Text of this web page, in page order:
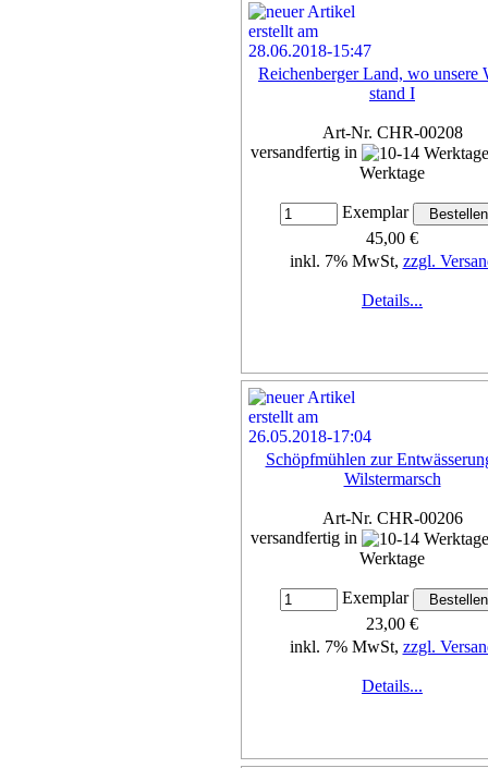
Reichenberger Land, wo unsere
stand I
Art-Nr. CHR-00208
versandfertig in
Werktage
Exemplar
45,00 €
inkl. 7% MwSt, zzgl.
Details...
Schöpfmühlen zur
Wilstermarsch
Art-Nr. CHR-00206
versandfertig in
Werktage
Exemplar
23,00 €
inkl. 7% MwSt, zzgl.
Details...